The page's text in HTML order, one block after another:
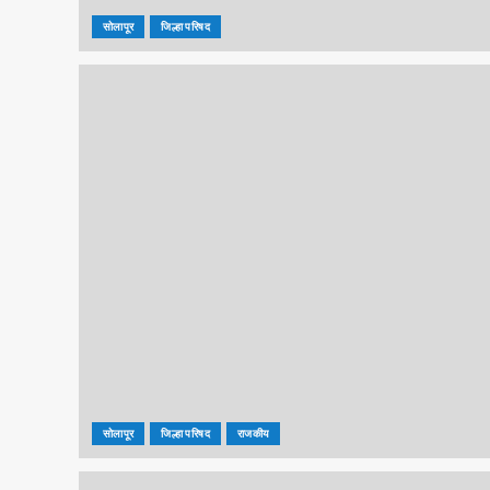
सोलापूर जिल्हा परिषद
सोलापूर जिल्हा परिषद राजकीय